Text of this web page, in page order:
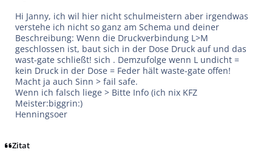
Hi Janny, ich wil hier nicht schulmeistern aber irgendwas
verstehe ich nicht so ganz am Schema und deiner
Beschreibung: Wenn die Druckverbindung L>M
geschlossen ist, baut sich in der Dose Druck auf und das
wast-gate schließt! sich . Demzufolge wenn L undicht =
kein Druck in der Dose = Feder hält waste-gate offen!
Macht ja auch Sinn > fail safe.
Wenn ich falsch liege > Bitte Info (ich nix KFZ
Meister:biggrin:)
Henningsoer
Zitat